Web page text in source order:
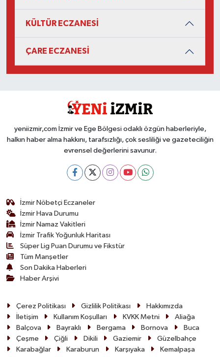
KÜLTÜR ECZANESİ
ÇARE ECZANESİ
yeniizmir,com İzmir ve Ege Bölgesi odaklı özgün haberleriyle,
halkın haber alma hakkını, tarafsızlığı, çok sesliliği ve gazeteciliğin
evrensel değerlerini savunur.
İzmir Nöbetçi Eczaneler
İzmir Hava Durumu
İzmir Namaz Vakitleri
İzmir Trafik Yoğunluk Haritası
Süper Lig Puan Durumu ve Fikstür
Tüm Manşetler
Son Dakika Haberleri
Haber Arşivi
Çerez Politikası Gizlilik Politikası
Hakkımızda
İletişim
Kullanım Koşulları KVKK Metni
Aliağa
Balçova
Bayraklı Bergama Bornova
Buca
Çeşme
Çiğli Dikili Gaziemir
Güzelbahçe
Karabağlar
Karaburun Karşıyaka
Kemalpaşa